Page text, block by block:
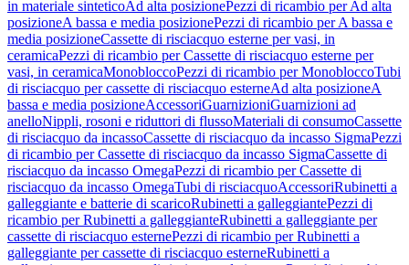
in materiale sinteticoAd alta posizionePezzi di ricambio per Ad alta
posizioneA bassa e media posizionePezzi di ricambio per A bassa e
media posizioneCassette di risciacquo esterne per vasi, in
ceramicaPezzi di ricambio per Cassette di risciacquo esterne per
vasi, in ceramicaMonobloccoPezzi di ricambio per MonobloccoTubi
di risciacquo per cassette di risciacquo esterneAd alta posizioneA
bassa e media posizioneAccessoriGuarnizioniGuarnizioni ad
anelloNippli, rosoni e riduttori di flussoMateriali di consumoCassette
di risciacquo da incassoCassette di risciacquo da incasso SigmaPezzi
di ricambio per Cassette di risciacquo da incasso SigmaCassette di
risciacquo da incasso OmegaPezzi di ricambio per Cassette di
risciacquo da incasso OmegaTubi di risciacquoAccessoriRubinetti a
galleggiante e batterie di scaricoRubinetti a galleggiantePezzi di
ricambio per Rubinetti a galleggianteRubinetti a galleggiante per
cassette di risciacquo esternePezzi di ricambio per Rubinetti a
galleggiante per cassette di risciacquo esterneRubinetti a